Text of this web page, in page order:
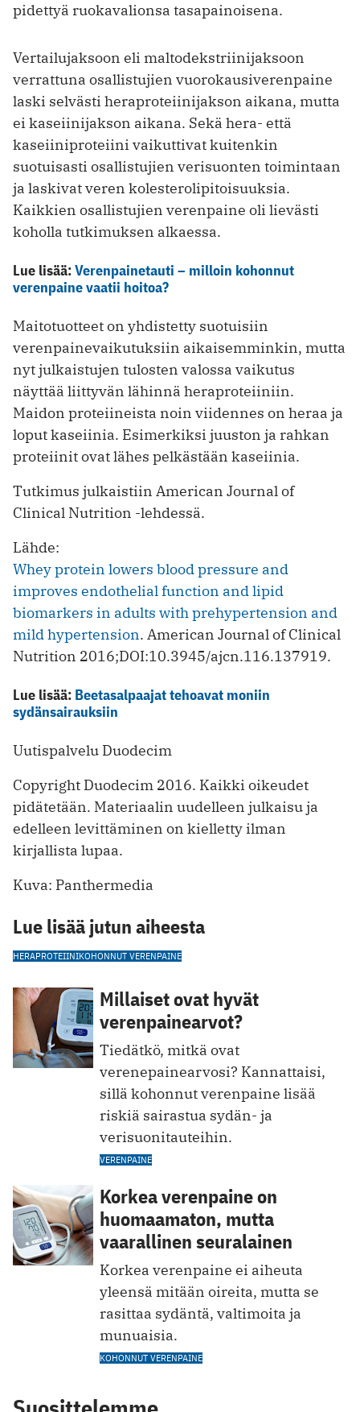
pidettyä ruokavalionsa tasapainoisena.
Vertailujaksoon eli maltodekstriinijaksoon
verrattuna osallistujien vuorokausiverenpaine
laski selvästi heraproteiinijakson aikana, mutta
ei kaseiinijakson aikana. Sekä hera- että
kaseiiniproteiini vaikuttivat kuitenkin
suotuisasti osallistujien verisuonten toimintaan
ja laskivat veren kolesterolipitoisuuksia.
Kaikkien osallistujien verenpaine oli lievästi
koholla tutkimuksen alkaessa.
Lue lisää:Verenpainetauti – milloin kohonnut
verenpaine vaatii hoitoa?
Maitotuotteet on yhdistetty suotuisiin
verenpainevaikutuksiin aikaisemminkin, mutta
nyt julkaistujen tulosten valossa vaikutus
näyttää liittyvän lähinnä heraproteiiniin.
Maidon proteiineista noin viidennes on heraa ja
loput kaseiinia. Esimerkiksi juuston ja rahkan
proteiinit ovat lähes pelkästään kaseiinia.
Tutkimus julkaistiin American Journal of
Clinical Nutrition -lehdessä.
Lähde:
Whey protein lowers blood pressure and
improves endothelial function and lipid
biomarkers in adults with prehypertension and
mild hypertension. American Journal of Clinical
Nutrition 2016;DOI:10.3945/ajcn.116.137919.
Lue lisää: Beetasalpaajat tehoavat moniin
sydänsairauksiin
Uutispalvelu Duodecim
Copyright Duodecim 2016. Kaikki oikeudet
pidätetään. Materiaalin uudelleen julkaisu ja
edelleen levittäminen on kielletty ilman
kirjallista lupaa.
Kuva: Panthermedia
Lue lisää jutun aiheesta
HERAPROTEIINIKOHONNUT VERENPAINE
Millaiset ovat hyvät
verenpainearvot?
Tiedätkö, mitkä ovat
verenepainearvosi? Kannattaisi,
sillä kohonnut verenpaine lisää
riskiä sairastua sydän- ja
verisuonitauteihin.
VERENPAINE
Korkea verenpaine on
huomaamaton, mutta
vaarallinen seuralainen
Korkea verenpaine ei aiheuta
yleensä mitään oireita, mutta se
rasittaa sydäntä, valtimoita ja
munuaisia.
KOHONNUT VERENPAINE